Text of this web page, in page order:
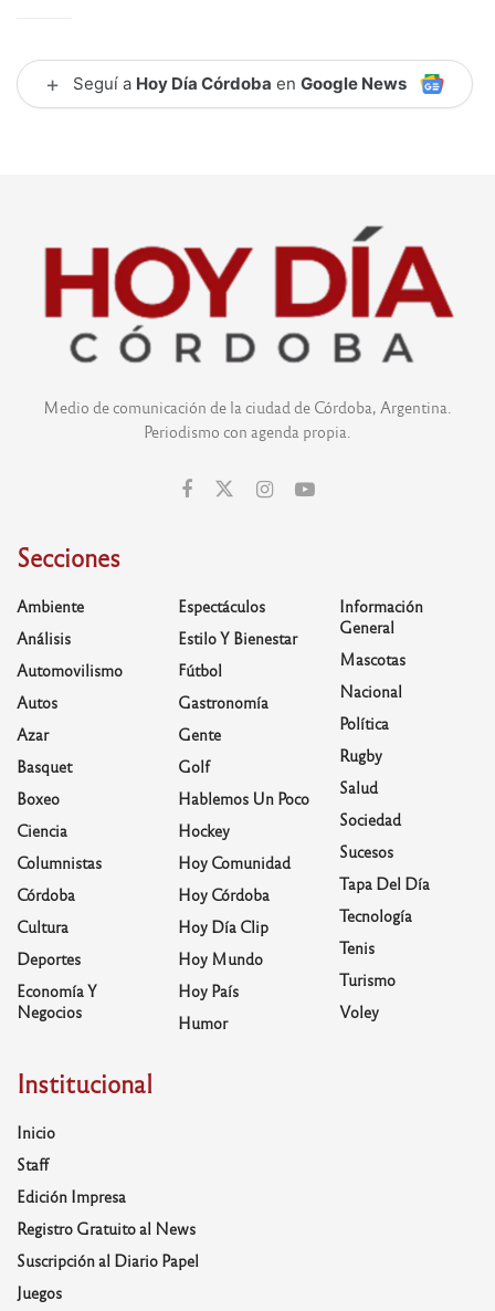
+ Seguí a Hoy Día Córdoba en Google News
Medio de comunicación de la ciudad de Córdoba, Argentina.
Periodismo con agenda propia.
Secciones
Ambiente
Análisis
Automovilismo
Autos
Azar
Basquet
Boxeo
Ciencia
Columnistas
Córdoba
Cultura
Deportes
Economía Y
Negocios
Espectáculos
Estilo Y Bienestar
Fútbol
Gastronomía
Gente
Golf
Hablemos Un Poco
Hockey
Hoy Comunidad
Hoy Córdoba
Hoy Día Clip
Hoy Mundo
Hoy País
Humor
Información
General
Mascotas
Nacional
Política
Rugby
Salud
Sociedad
Sucesos
Tapa Del Día
Tecnología
Tenis
Turismo
Voley
Institucional
Inicio
Staff
Edición Impresa
Registro Gratuito al News
Suscripción al Diario Papel
Juegos